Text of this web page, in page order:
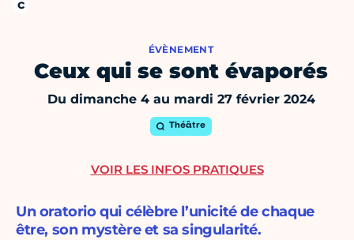
ÉVÈNEMENT
Ceux qui se sont évaporés
Du dimanche 4 au mardi 27 février 2024
Théâtre
Un oratorio qui célèbre l’unicité de chaque
être, son mystère et sa singularité.
VOIR LES INFOS PRATIQUES